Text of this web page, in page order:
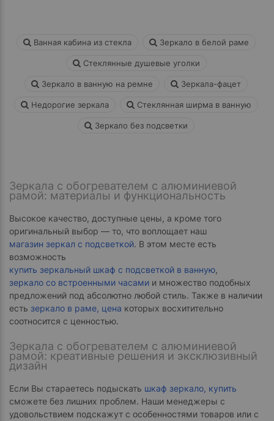
Ванная кабина из стекла Зеркало в белой раме
Стеклянные душевые уголки
Зеркало в ванную на ремне Зеркала-фацет
Недорогие зеркала Стеклянная ширма в ванную
Зеркало без подсветки
Зеркала с обогревателем с алюминиевой
рамой: материалы и функциональность
Высокое качество, доступные цены, а кроме того
оригинальный выбор — то, что воплощает наш
магазин зеркал с подсветкой. В этом месте есть
возможность
купить зеркальный шкаф с подсветкой в ванную,
зеркало со встроенными часами и множество подобных
предложений под абсолютно любой стиль. Также в наличии
есть зеркало в раме, цена которых восхитительно
соотносится с ценностью.
Зеркала с обогревателем с алюминиевой
рамой: креативные решения и эксклюзивный
дизайн
Если Вы стараетесь подыскать шкаф зеркало, купить
сможете без лишних проблем. Наши менеджеры с
удовольствием подскажут с особенностями товаров или с